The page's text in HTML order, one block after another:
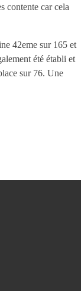
contente car cela
42eme sur 165 et
été établi et
sur 76. Une